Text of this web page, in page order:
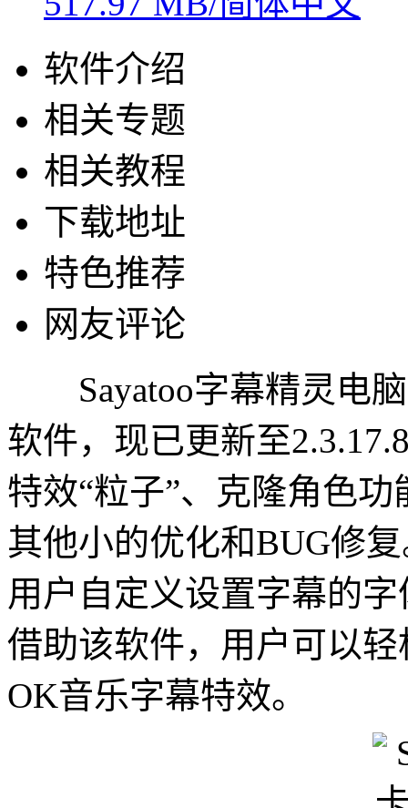
软件介绍
相关专题
相关教程
下载地址
特色推荐
网友评论
Sayatoo字幕精灵电脑
软件，现已更新至
特效“粒子”、克隆角色
其他小的优化和BUG修
用户自定义设置字幕的
借助该软件，用户可以
OK音乐字幕特效。